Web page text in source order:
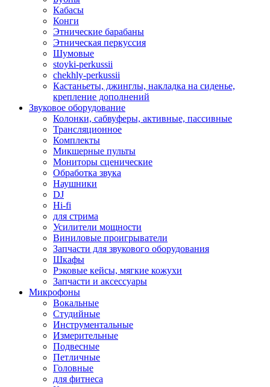
Кабасы
Конги
Этнические барабаны
Этническая перкуссия
Шумовые
stoyki-perkussii
chekhly-perkussii
Кастаньеты, джинглы, накладка на сиденье,
крепление дополнений
Звуковое оборудование
Колонки, сабвуферы, активные, пассивные
Трансляционное
Комплекты
Микшерные пульты
Мониторы сценические
Обработка звука
Наушники
DJ
Hi-fi
для стрима
Усилители мощности
Виниловые проигрыватели
Запчасти для звукового оборудования
Шкафы
Рэковые кейсы, мягкие кожухи
Запчасти и аксессуары
Микрофоны
Вокальные
Студийные
Инструментальные
Измерительные
Подвесные
Петличные
Головные
для фитнеса